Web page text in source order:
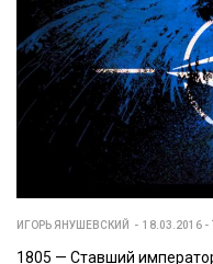
ИГОРЬ ЯНУШЕВСКИЙ 18.03.2016 -
1805 — Ставший